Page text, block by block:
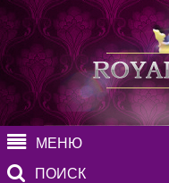
МЕНЮ
ПОИСК